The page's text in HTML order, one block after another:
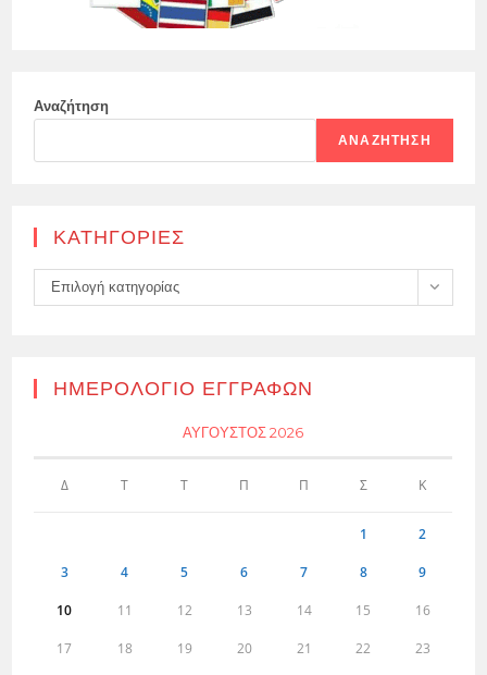
Αναζήτηση
ΑΝΑΖΉΤΗΣΗ
KΑΤΗΓΟΡΊΕΣ
Kατηγορίες
Επιλογή κατηγορίας
ΗΜΕΡΟΛΌΓΙΟ ΕΓΓΡΑΦΏΝ
ΑΎΓΟΥΣΤΟΣ 2026
Δ Τ Τ Π Π Σ Κ
1 2
3 4 5 6 7 8 9
10 11 12 13 14 15 16
17 18 19 20 21 22 23